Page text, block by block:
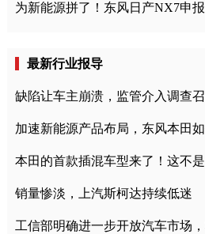
为新能源拼了！东风日产NX7申报
最新行业报导
缺陷让车主崩溃，监管介入调查
加速新能源产品布局，东风本田
本田的首款插混车型来了！这不
销量惨淡，上汽斯柯达持续低迷
工信部明确进一步开放汽车市场